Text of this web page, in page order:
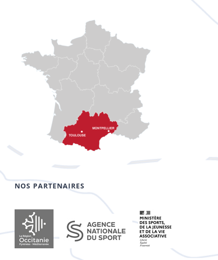
NOS PARTENAIRES